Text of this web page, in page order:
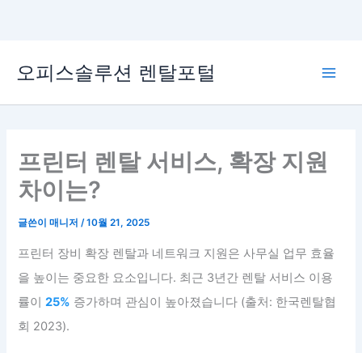
로
오피스솔루션 렌탈포털
프린터 렌탈 서비스, 확장 지원
차이는?
글쓴이매니저 /10월 21, 2025
프린터 장비 확장 렌탈과 네트워크 지원은 사무실 업무 효율
을 높이는 중요한 요소입니다. 최근 3년간 렌탈 서비스 이용
률이25% 증가하며 관심이 높아졌습니다 (출처: 한국렌탈협
회 2023).